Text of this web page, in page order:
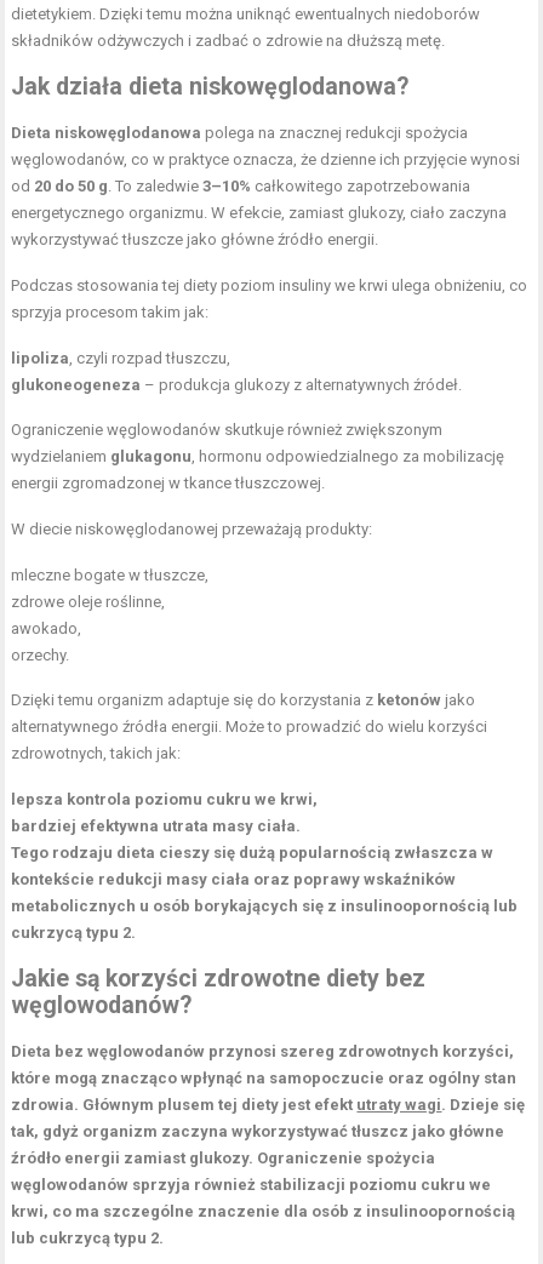
dietetykiem. Dzięki temu można uniknąć ewentualnych niedoborów
składników odżywczych i zadbać o zdrowie na dłuższą metę.
Jak działa dieta niskowęglodanowa?
Dieta niskowęglodanowa polega na znacznej redukcji spożycia
węglowodanów, co w praktyce oznacza, że dzienne ich przyjęcie wynosi
od 20 do 50 g . To zaledwie3–10% całkowitego zapotrzebowania
energetycznego organizmu. W efekcie, zamiast glukozy, ciało zaczyna
wykorzystywać tłuszcze jako główne źródło energii.
Podczas stosowania tej diety poziom insuliny we krwi ulega obniżeniu, co
sprzyja procesom takim jak:
lipoliza , czyli rozpad tłuszczu,
glukoneogeneza – produkcja glukozy z alternatywnych źródeł.
Ograniczenie węglowodanów skutkuje również zwiększonym
wydzielaniem glukagonu , hormonu odpowiedzialnego za mobilizację
energii zgromadzonej w tkance tłuszczowej.
W diecie niskowęglodanowej przeważają produkty:
mleczne bogate w tłuszcze,
zdrowe oleje roślinne
awokado,
orzechy.
Dzięki temu organizm adaptuje się do korzystania z ketonów jako
alternatywnego źródła energii. Może to prowadzić do wielu korzyści
zdrowotnych, takich jak:
lepsza kontrola poziomu cukru we krwi,
bardziej efektywna utrata masy ciała.
Tego rodzaju dieta cieszy się dużą popularnością zwłaszcza w
kontekście redukcji masy ciała oraz poprawy wskaźników
metabolicznych u osób borykających się z insulinoopornością lub
cukrzycą typu 2.
Jakie są korzyści zdrowotne diety bez
węglowodanów?
Dieta bez węglowodanów przynosi szereg zdrowotnych korzyści,
które mogą znacząco wpłynąć na samopoczucie oraz ogólny stan
zdrowia. Głównym plusem tej diety jest efekt utraty wagi. Dzieje się
tak, gdyż organizm zaczyna wykorzystywać tłuszcz jako główne
źródło energii zamiast glukozy. Ograniczenie spożycia
węglowodanów sprzyja również stabilizacji poziomu cukru we
krwi, co ma szczególne znaczenie dla osób z insulinoopornością
lub cukrzycą typu 2.